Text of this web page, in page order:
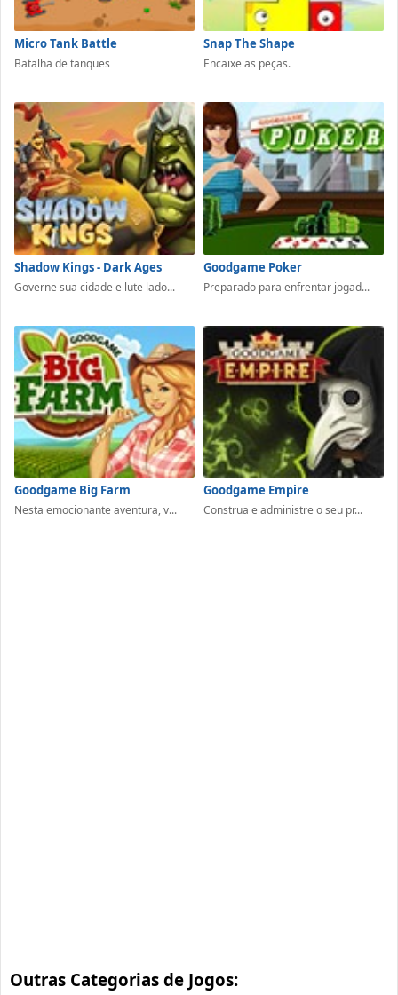
Micro Tank Battle
Batalha de tanques
Snap The Shape
Encaixe as peças.
Shadow Kings - Dark Ages
Governe sua cidade e lute lado...
Goodgame Poker
Preparado para enfrentar jogad...
Goodgame Big Farm
Nesta emocionante aventura, v...
Goodgame Empire
Construa e administre o seu pr...
Outras Categorias de Jogos: